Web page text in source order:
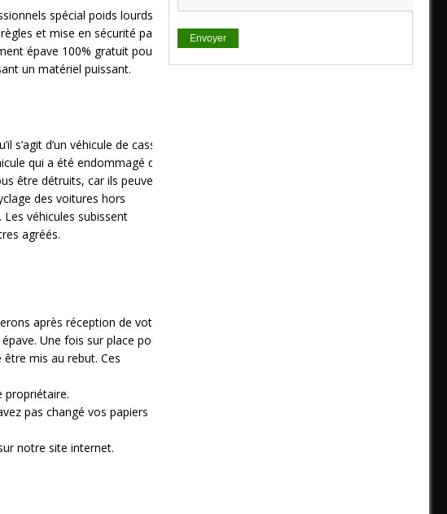
spécial poids lourds. Il
et mise en sécurité par la
épave 100% gratuit pour
un matériel puissant.
d’un véhicule de casse.
qui a été endommagé de
être détruits, car ils peuvent
des voitures hors
Les véhicules subissent
agréés.
après réception de votre
Une fois sur place pour
mis au rebut. Ces
propriétaire.
pas changé vos papiers
notre site internet.